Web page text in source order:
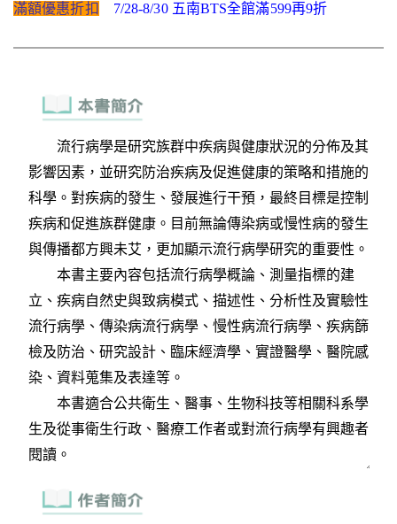
滿額優惠折扣
7/28-8/30 五南BTS全館滿599再9折